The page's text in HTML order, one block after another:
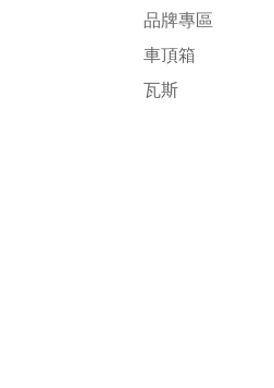
品牌專區
車頂箱
瓦斯